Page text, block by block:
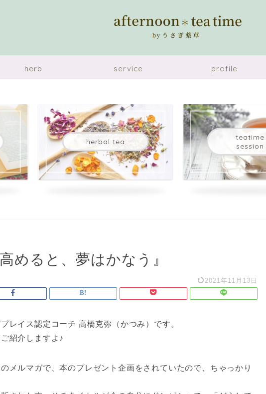
herb service profile
herbal tea
teatime
session
めると、夢はかなう』
2021年11月13日
レイス認定コーチ 高橋克弥（かつみ）です。
紹介しますよ♪
メルマガで、本のプレゼント企画をされていたので、ちゃっかり